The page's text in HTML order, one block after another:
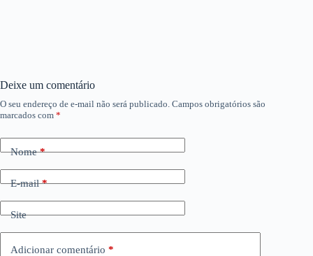
Deixe um comentário
O seu endereço de e-mail não será publicado. Campos obrigatórios são
marcados com *
Nome*
E-mail*
Site
Adicionar comentário *